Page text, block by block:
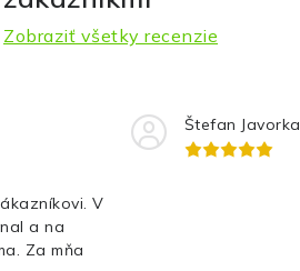
Zobraziť všetky recenzie
V
a na
Za mňa
Štefan Javorka